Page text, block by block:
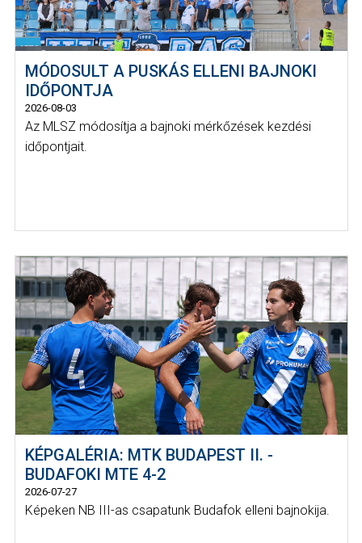
MÓDOSULT A PUSKÁS ELLENI BAJNOKI
IDŐPONTJA
2026-08-03
Az MLSZ módosítja a bajnoki mérkőzések kezdési
időpontjait.
KÉPGALÉRIA: MTK BUDAPEST II. -
BUDAFOKI MTE 4-2
2026-07-27
Képeken NB III-as csapatunk Budafok elleni bajnokija.